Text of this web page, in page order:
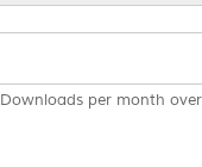
Downloads per month